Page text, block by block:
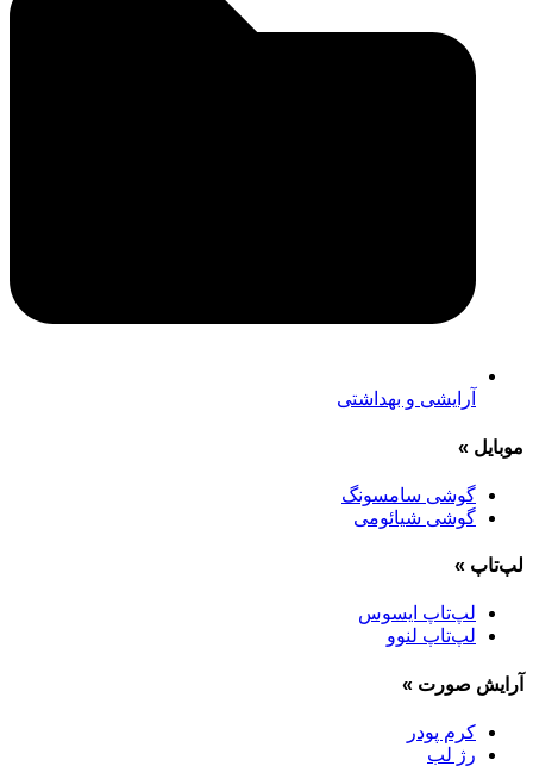
آرایشی و بهداشتی
موبایل »
گوشی سامسونگ
گوشی شیائومی
لپ‌تاپ »
لپ‌تاپ ایسوس
لپ‌تاپ لنوو
آرایش صورت »
کرم پودر
رژ لب